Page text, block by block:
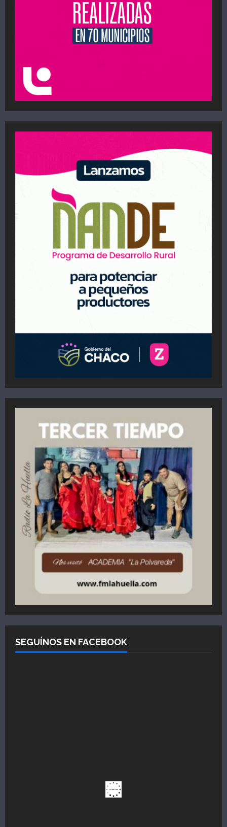
SEGUÍNOS EN FACEBOOK